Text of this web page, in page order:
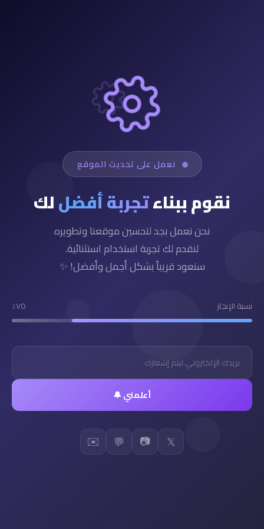
نعمل على تحديث الموقع
نقوم ببناءتجربة أفضللك
نحن نعمل بجد لتحسين موقعنا وتطويره
لنقدم لك تجربة استخدام استثنائية.
سنعود قريباً بشكل أجمل وأفضل! ✨
نسبة الإنجاز ٧٥٪
أعلمني 🔔
𝕏
📷
💬
✉️